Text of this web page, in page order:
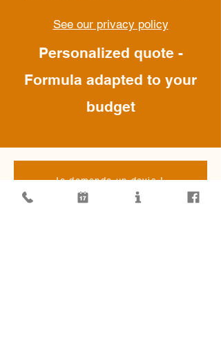
See our privacy policy
Personalized quote -
Formula adapted to your
budget
Je demande un devis !